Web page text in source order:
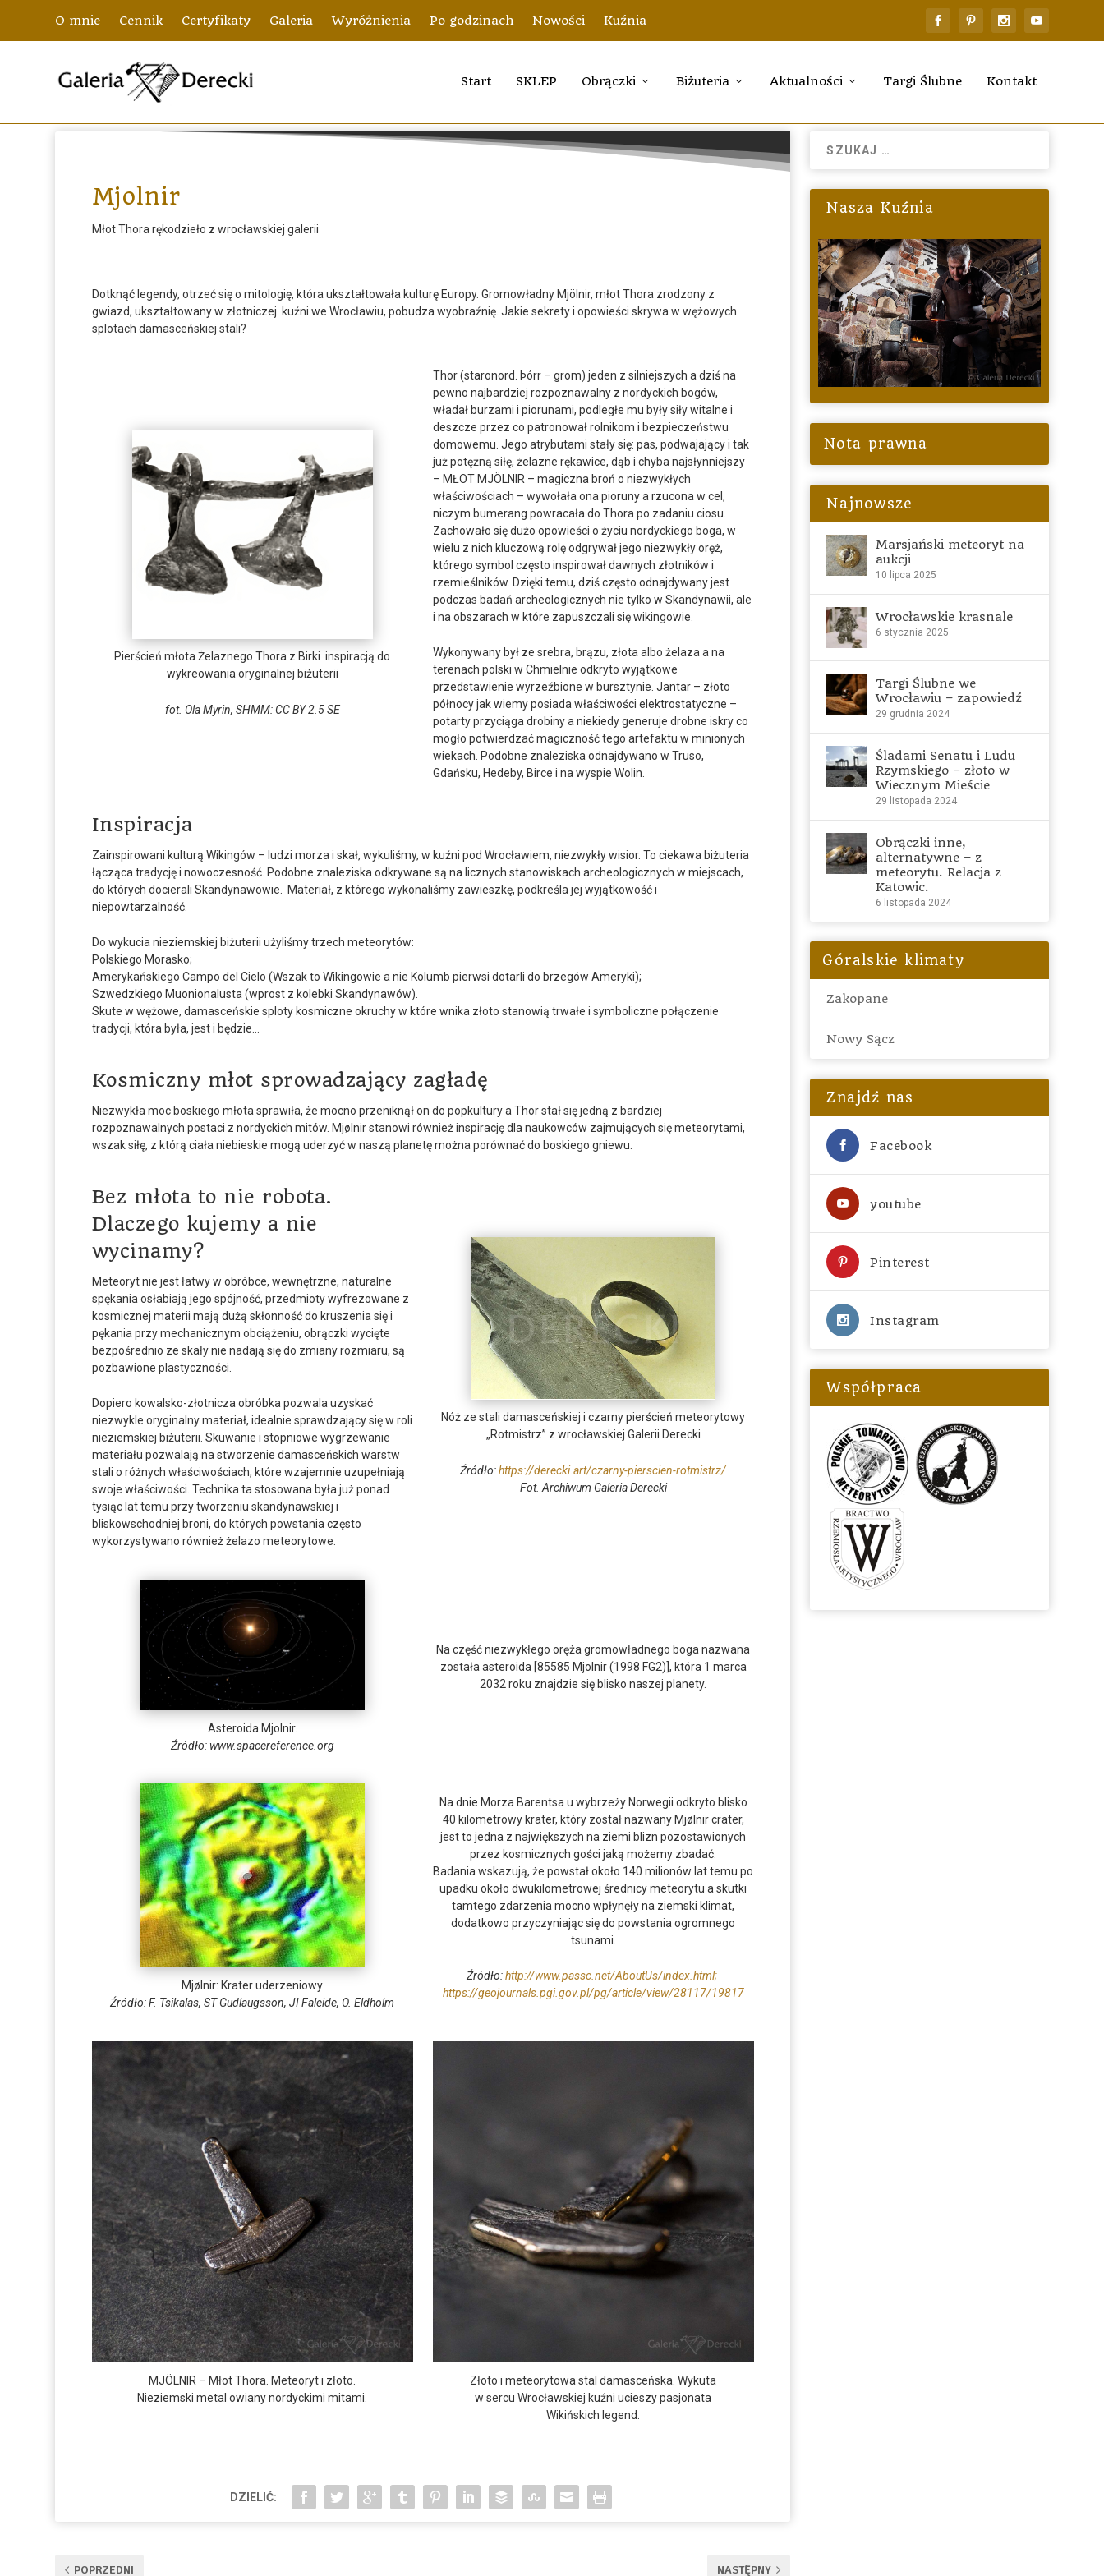
O mnie Cennik Certyfikaty Galeria Wyróżnienia Po godzinach Nowości Kuźnia
Start SKLEP Obrączki Biżuteria Aktualności Targi Ślubne Kontakt
Mjolnir
Młot Thora rękodzieło z wrocławskiej galerii
Dotknąć legendy, otrzeć się o mitologię, która ukształtowała kulturę Europy. Gromowładny Mjölnir, młot Thora zrodzony z
gwiazd, ukształtowany w złotniczej kuźni we Wrocławiu, pobudza wyobraźnię. Jakie sekrety i opowieści skrywa w wężowych
splotach damasceńskiej stali?
Pierścień młota Żelaznego Thora z Birki inspiracją do
wykreowania oryginalnej biżuterii
fot. Ola Myrin, SHMM: CC BY 2.5 SE
Thor (staronord. Þórr – grom) jeden z silniejszych a dziś na
pewno najbardziej rozpoznawalny z nordyckich bogów,
władał burzami i piorunami, podległe mu były siły witalne i
deszcze przez co patronował rolnikom i bezpieczeństwu
domowemu. Jego atrybutami stały się: pas, podwajający i tak
już potężną siłę, żelazne rękawice, dąb i chyba najsłynniejszy
– MŁOT MJÖLNIR – magiczna broń o niezwykłych
właściwościach – wywołała ona pioruny a rzucona w cel,
niczym bumerang powracała do Thora po zadaniu ciosu.
Zachowało się dużo opowieści o życiu nordyckiego boga, w
wielu z nich kluczową rolę odgrywał jego niezwykły oręż,
którego symbol często inspirował dawnych złotników i
rzemieślników. Dzięki temu, dziś często odnajdywany jest
podczas badań archeologicznych nie tylko w Skandynawii, ale
i na obszarach w które zapuszczali się wikingowie.
Wykonywany był ze srebra, brązu, złota albo żelaza a na
terenach polski w Chmielnie odkryto wyjątkowe
przedstawienie wyrzeźbione w bursztynie. Jantar – złoto
północy jak wiemy posiada właściwości elektrostatyczne –
potarty przyciąga drobiny a niekiedy generuje drobne iskry co
mogło potwierdzać magiczność tego artefaktu w minionych
wiekach. Podobne znaleziska odnajdywano w Truso,
Gdańsku, Hedeby, Birce i na wyspie Wolin.
Inspiracja
Zainspirowani kulturą Wikingów – ludzi morza i skał, wykuliśmy, w kuźni pod Wrocławiem, niezwykły wisior. To ciekawa biżuteria
łącząca tradycję i nowoczesność. Podobne znaleziska odkrywane są na licznych stanowiskach archeologicznych w miejscach,
do których docierali Skandynawowie. Materiał, z którego wykonaliśmy zawieszkę, podkreśla jej wyjątkowość i
niepowtarzalność.
Do wykucia nieziemskiej biżuterii użyliśmy trzech meteorytów:
Polskiego Morasko;
Amerykańskiego Campo del Cielo (Wszak to Wikingowie a nie Kolumb pierwsi dotarli do brzegów Ameryki);
Szwedzkiego Muonionalusta (wprost z kolebki Skandynawów).
Skute w wężowe, damasceńskie sploty kosmiczne okruchy w które wnika złoto stanowią trwałe i symboliczne połączenie
tradycji, która była, jest i będzie…
Kosmiczny młot sprowadzający zagładę
Niezwykła moc boskiego młota sprawiła, że mocno przeniknął on do popkultury a Thor stał się jedną z bardziej
rozpoznawalnych postaci z nordyckich mitów. Mjølnir stanowi również inspirację dla naukowców zajmujących się meteorytami,
wszak siłę, z którą ciała niebieskie mogą uderzyć w naszą planetę można porównać do boskiego gniewu.
Bez młota to nie robota.
Dlaczego kujemy a nie
wycinamy?
Meteoryt nie jest łatwy w obróbce, wewnętrzne, naturalne
spękania osłabiają jego spójność, przedmioty wyfrezowane z
kosmicznej materii mają dużą skłonność do kruszenia się i
pękania przy mechanicznym obciążeniu, obrączki wycięte
bezpośrednio ze skały nie nadają się do zmiany rozmiaru, są
pozbawione plastyczności.
Dopiero kowalsko-złotnicza obróbka pozwala uzyskać
niezwykle oryginalny materiał, idealnie sprawdzający się w roli
nieziemskiej biżuterii. Skuwanie i stopniowe wygrzewanie
materiału pozwalają na stworzenie damasceńskich warstw
stali o różnych właściwościach, które wzajemnie uzupełniają
swoje właściwości. Technika ta stosowana była już ponad
tysiąc lat temu przy tworzeniu skandynawskiej i
bliskowschodniej broni, do których powstania często
wykorzystywano również żelazo meteorytowe.
Nóż ze stali damasceńskiej i czarny pierścień meteorytowy
„Rotmistrz” z wrocławskiej Galerii Derecki
Źródło:https://derecki.art/czarny-pierscien-rotmistrz/
Fot. Archiwum Galeria Derecki
Asteroida Mjolnir.
Źródło: www.spacereference.org
Na część niezwykłego oręża gromowładnego boga nazwana
została asteroida [85585 Mjolnir (1998 FG2)], która 1 marca
2032 roku znajdzie się blisko naszej planety.
Mjølnir: Krater uderzeniowy
Źródło: F. Tsikalas, ST Gudlaugsson, JI Faleide, O. Eldholm
Na dnie Morza Barentsa u wybrzeży Norwegii odkryto blisko
40 kilometrowy krater, który został nazwany Mjølnir crater,
jest to jedna z największych na ziemi blizn pozostawionych
przez kosmicznych gości jaką możemy zbadać.
Badania wskazują, że powstał około 140 milionów lat temu po
upadku około dwukilometrowej średnicy meteorytu a skutki
tamtego zdarzenia mocno wpłynęły na ziemski klimat,
dodatkowo przyczyniając się do powstania ogromnego
tsunami.
Źródło:http://www.passc.net/AboutUs/index.html;
https://geojournals.pgi.gov.pl/pg/article/view/28117/19817
MJÖLNIR – Młot Thora. Meteoryt i złoto.
Nieziemski metal owiany nordyckimi mitami.
Złoto i meteorytowa stal damasceńska. Wykuta
w sercu Wrocławskiej kuźni ucieszy pasjonata
Wikińskich legend.
DZIELIĆ:
POPRZEDNI NASTĘPNY
Nasza Kuźnia
Nota prawna
Najnowsze
Marsjański meteoryt na
aukcji
10 lipca 2025
Wrocławskie krasnale
6 stycznia 2025
Targi Ślubne we
Wrocławiu – zapowiedź
29 grudnia 2024
Śladami Senatu i Ludu
Rzymskiego – złoto w
Wiecznym Mieście
29 listopada 2024
Obrączki inne,
alternatywne – z
meteorytu. Relacja z
Katowic.
6 listopada 2024
Góralskie klimaty
Zakopane
Nowy Sącz
Znajdź nas
Facebook
youtube
Pinterest
Instagram
Współpraca